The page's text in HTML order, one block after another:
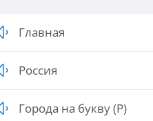
Главная
Россия
Города на букву (Р)